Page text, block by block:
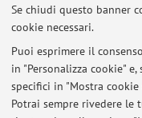
Se chiudi questo banner
cookie necessari.
Puoi esprimere il
in "Personalizza cookie"
specifici in "Mostra
Potrai sempre rivedere le
MODALITA' DI ESAME C.I.
AND PAIN (I.C.)
Pubblicato il: 04 settembre
MODALITA' DI ESAME C.I.
Pubblicato il: 15 maggio 2024